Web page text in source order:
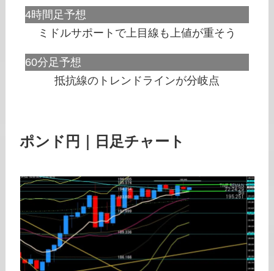
4時間足予想
ミドルサポートで上目線も上値が重そう
60分足予想
抵抗線のトレンドラインが分岐点
ポンド円｜日足チャート